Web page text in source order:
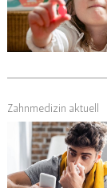
Zahnmedizin aktuell